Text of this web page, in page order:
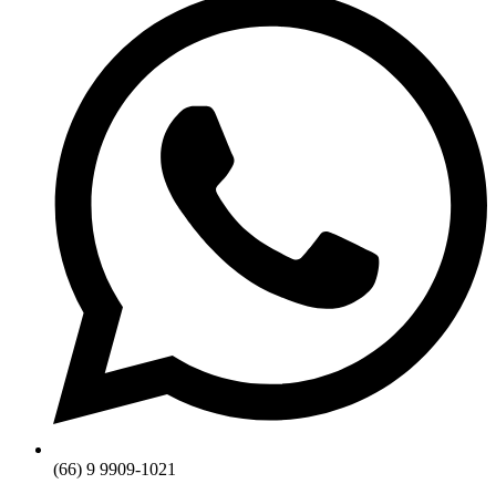
(66) 9 9909-1021